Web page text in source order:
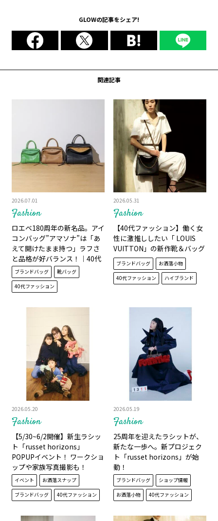
GLOWの記事をシェア!
関連記事
Fashion
2026.07.01
ロエベ180周年の新名品。アイ
コンバッグ”アマソナ”は「あ
えて開けたまま持つ」ラフさ
と品格が好バランス！｜40代
が持ちたいハイブランドバッ
グ
ブランドバッグ
靴バッグ
40代ファッション
Fashion
2026.05.31
【40代ファッション】働く女
性に激推ししたい「 LOUIS
VUITTON」の新作靴＆バッグ
ブランドバッグ
お洒落小物
40代ファッション
ハイブランド
Fashion
2026.05.20
【5/30~6/2開催】新生ラシッ
ト「russet horizons」
POPUPイベント！ ワークショ
ップや家族写真撮影も！
イベント
お洒落スナップ
ブランドバッグ
40代ファッション
Fashion
2026.05.19
25周年を迎えたラシットが、
新たな一歩へ。新プロジェク
ト「russet horizons」が始
動！
ブランドバッグ
ショップ情報
お洒落小物
40代ファッション